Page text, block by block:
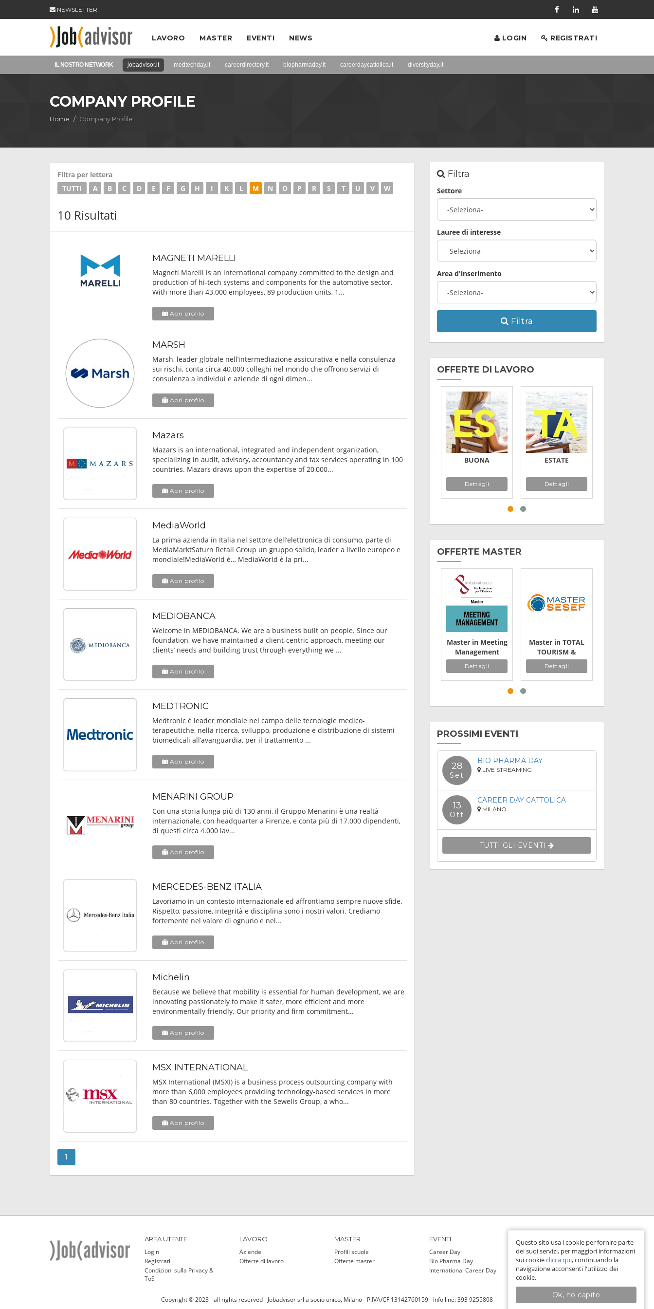
NEWSLETTER
LAVORO MASTER EVENTI NEWS LOGIN REGISTRATI
IL NOSTRO NETWORK jobadvisor.it medtechday.it careerdirectory.it biopharmaday.it careerdaycattolica.it diversityday.it
COMPANY PROFILE
Home Company Profile
Filtra per lettera
TUTTI
A B C D E F G H I K L M N O P R S T U V W
10 Risultati
MAGNETI MARELLI
Magneti Marelli is an international company committed to the design and
production of hi-tech systems and components for the automotive sector.
With more than 43.000 employees, 89 production units, 1...
Apri profilo
MARSH
Marsh, leader globale nell’intermediazione assicurativa e nella consulenza
sui rischi, conta circa 40.000 colleghi nel mondo che offrono servizi di
consulenza a individui e aziende di ogni dimen...
Apri profilo
Mazars
Mazars is an international, integrated and independent organization,
specializing in audit, advisory, accountancy and tax services operating in 100
countries. Mazars draws upon the expertise of 20,000...
Apri profilo
MediaWorld
La prima azienda in Italia nel settore dell’elettronica di consumo, parte di
MediaMarktSaturn Retail Group un gruppo solido, leader a livello europeo e
mondiale!MediaWorld è… MediaWorld è la pri...
Apri profilo
MEDIOBANCA
Welcome in MEDIOBANCA. We are a business built on people. Since our
foundation, we have maintained a client-centric approach, meeting our
clients’ needs and building trust through everything we ...
Apri profilo
MEDTRONIC
Medtronic è leader mondiale nel campo delle tecnologie medico-
terapeutiche, nella ricerca, sviluppo, produzione e distribuzione di sistemi
biomedicali all’avanguardia, per il trattamento ...
Apri profilo
MENARINI GROUP
Con una storia lunga più di 130 anni, il Gruppo Menarini è una realtà
internazionale, con headquarter a Firenze, e conta più di 17.000 dipendenti,
di questi circa 4.000 lav...
Apri profilo
MERCEDES-BENZ ITALIA
Lavoriamo in un contesto internazionale ed affrontiamo sempre nuove sfide.
Rispetto, passione, integrità e disciplina sono i nostri valori. Crediamo
fortemente nel valore di ognuno e nel...
Apri profilo
Michelin
Because we believe that mobility is essential for human development, we are
innovating passionately to make it safer, more efficient and more
environmentally friendly. Our priority and firm commitment...
Apri profilo
MSX INTERNATIONAL
MSX International (MSXI) is a business process outsourcing company with
more than 6,000 employees providing technology-based services in more
than 80 countries. Together with the Sewells Group, a who...
Apri profilo
1
Filtra
Settore
Lauree di interesse
Area d'inserimento
Filtra
OFFERTE DI LAVORO
BUONA
Dettagli
ESTATE
Dettagli
OFFERTE MASTER
Master in Meeting
Management
Dettagli
Master in TOTAL
TOURISM &
Hospitality
Management
Dettagli
PROSSIMI EVENTI
28
Set
BIO PHARMA DAY
LIVE STREAMING
13
Ott
CAREER DAY CATTOLICA
MILANO
TUTTI GLI EVENTI
AREA UTENTE
Login
Registrati
Condizioni sulla Privacy &
ToS
LAVORO
Aziende
Offerte di lavoro
MASTER
Profili scuole
Offerte master
EVENTI
Career Day
Bio Pharma Day
International Career Day
PER LE AZIENDE
Login
Copyright © 2023 - all rights reserved - Jobadvisor srl a socio unico, Milano - P.IVA/CF 13142760159 - Info line: 393 9255808
Questo sito usa i cookie per fornire parte
dei suoi servizi, per maggiori informazioni
sui cookieclicca qui, continuando la
navigazione acconsenti l'utilizzo dei
cookie.
Ok, ho capito